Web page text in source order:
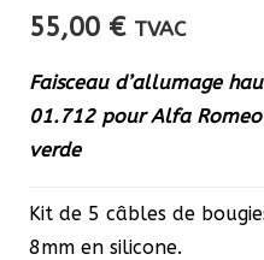
55,00 € TVAC
Faisceau d’allumage
01.712 pour Alfa
verde
Kit de 5 câbles de
8mm en silicone.